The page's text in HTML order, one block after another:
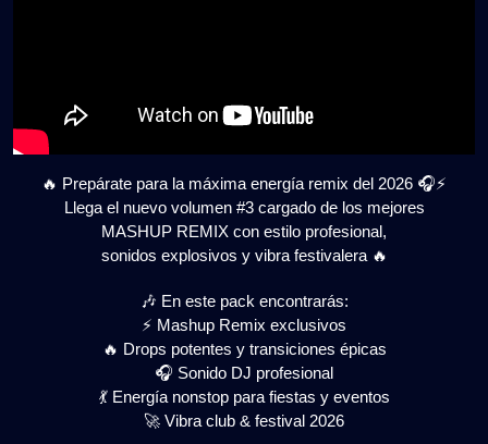
🔥 Prepárate para la máxima energía remix del 2026 🎧⚡
Llega el nuevo volumen #3 cargado de los mejores
MASHUP REMIX con estilo profesional,
sonidos explosivos y vibra festivalera 🔥
🎶 En este pack encontrarás:
⚡ Mashup Remix exclusivos
🔥 Drops potentes y transiciones épicas
🎧 Sonido DJ profesional
💃 Energía nonstop para fiestas y eventos
🚀 Vibra club & festival 2026